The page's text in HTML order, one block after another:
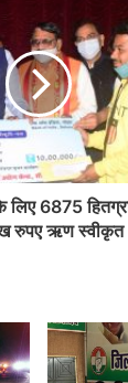
6875
रुपए ऋण स्वीकृत